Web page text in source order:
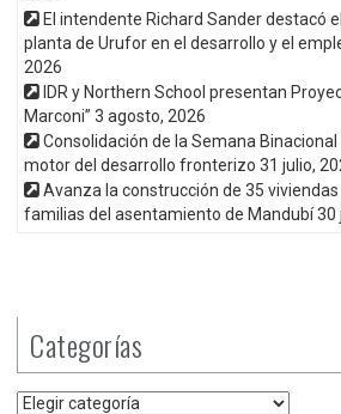
El intendente Richard Sander destacó
planta de Urufor en el desarrollo y el
2026
IDR y Northern School presentan
Marconi” 3 agosto, 2026
Consolidación de la Semana
motor del desarrollo fronterizo 31 julio,
Avanza la construcción de 35
familias del asentamiento de Mandubí30
Categorías
Categorías